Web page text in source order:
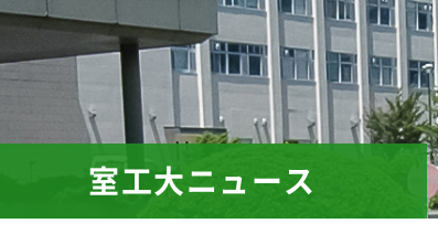
室工大ニュース